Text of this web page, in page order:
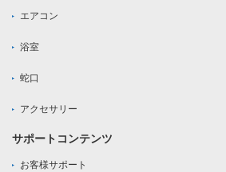
エアコン
浴室
蛇口
アクセサリー
サポートコンテンツ
お客様サポート